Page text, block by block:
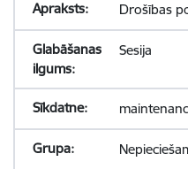
Drošības
Sesija